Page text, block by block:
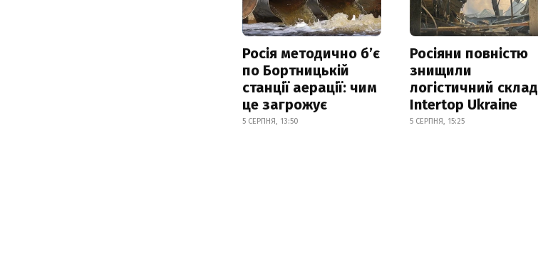
Росія методично б’є
по Бортницькій
станції аерації: чим
це загрожує
5 СЕРПНЯ, 13:50
Росіяни повністю
знищили
логістичний склад
Intertop Ukraine
5 СЕРПНЯ, 15:25